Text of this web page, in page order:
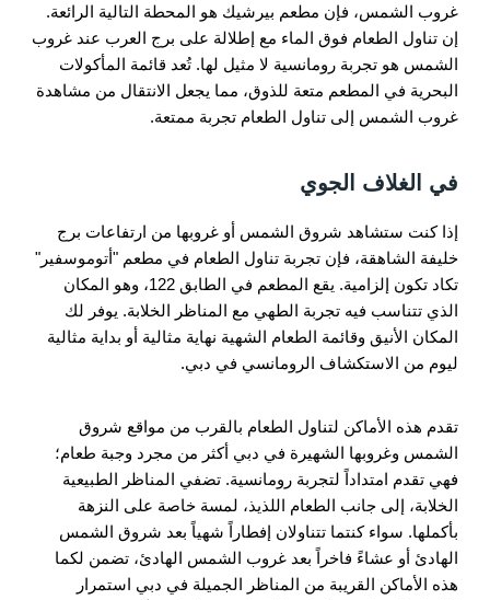
غروب الشمس، فإن مطعم بيرشيك هو المحطة التالية الرائعة.
إن تناول الطعام فوق الماء مع إطلالة على برج العرب عند غروب
الشمس هو تجربة رومانسية لا مثيل لها. تُعد قائمة المأكولات
البحرية في المطعم متعة للذوق، مما يجعل الانتقال من مشاهدة
غروب الشمس إلى تناول الطعام تجربة ممتعة.
في الغلاف الجوي
إذا كنت ستشاهد شروق الشمس أو غروبها من ارتفاعات برج
خليفة الشاهقة، فإن تجربة تناول الطعام في مطعم "أتوموسفير"
تكاد تكون إلزامية. يقع المطعم في الطابق 122، وهو المكان
الذي تتناسب فيه تجربة الطهي مع المناظر الخلابة. يوفر لك
المكان الأنيق وقائمة الطعام الشهية نهاية مثالية أو بداية مثالية
ليوم من الاستكشاف الرومانسي في دبي.
تقدم هذه الأماكن لتناول الطعام بالقرب من مواقع شروق
الشمس وغروبها الشهيرة في دبي أكثر من مجرد وجبة طعام؛
فهي تقدم امتداداً لتجربة رومانسية. تضفي المناظر الطبيعية
الخلابة، إلى جانب الطعام اللذيذ، لمسة خاصة على النزهة
بأكملها. سواء كنتما تتناولان إفطاراً شهياً بعد شروق الشمس
الهادئ أو عشاءً فاخراً بعد غروب الشمس الهادئ، تضمن لكما
هذه الأماكن القريبة من المناظر الجميلة في دبي استمرار